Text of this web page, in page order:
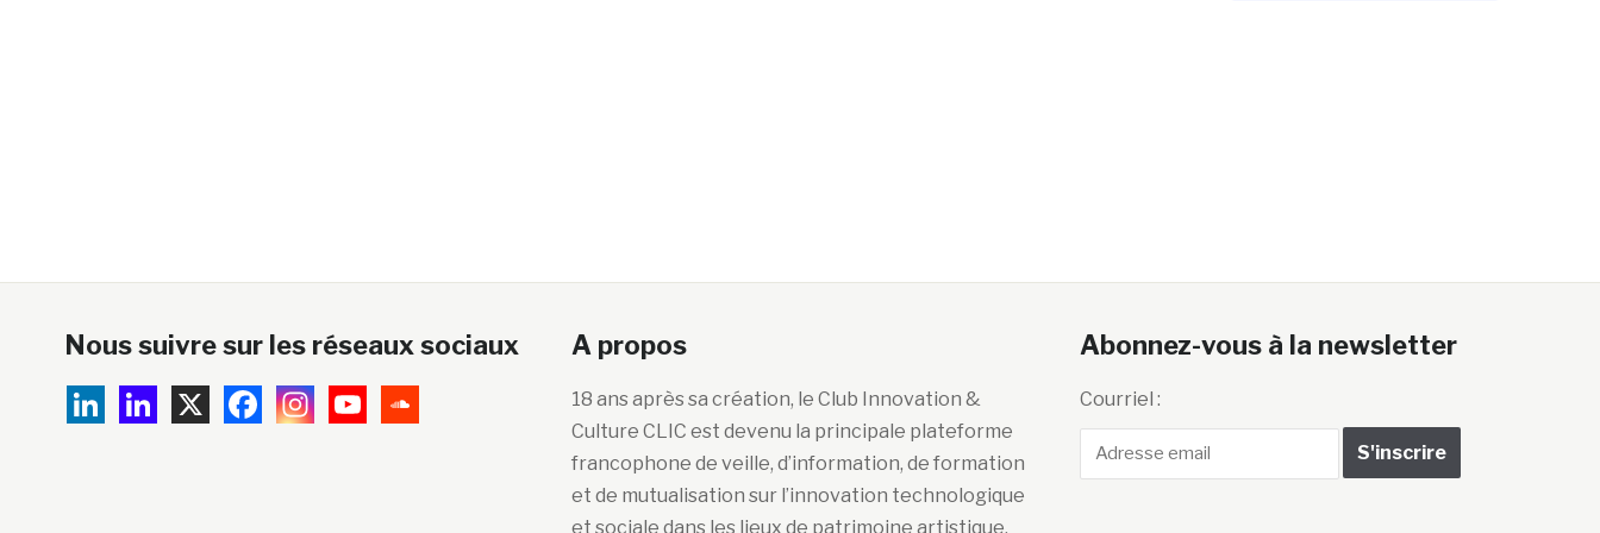
Nous suivre sur les réseaux sociaux A propos
18 ans après sa création, le Club Innovation &
Culture CLIC est devenu la principale plateforme
francophone de veille, d’information, de formation
et de mutualisation sur l’innovation technologique
et sociale dans les lieux de patrimoine artistique,
Abonnez-vous à la newsletter
Courriel :